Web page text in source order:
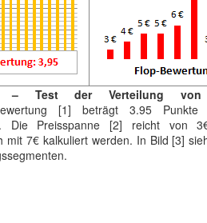
– Test der Verteilung
[1] beträgt 3.95
Die Preisspanne [2] reicht von
mit 7€ kalkuliert werden. In Bild [3]